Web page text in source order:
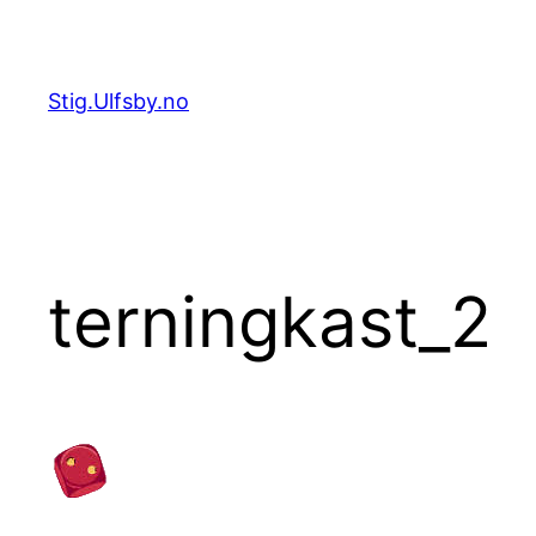
innhold
Stig.Ulfsby.no
terningkast_2